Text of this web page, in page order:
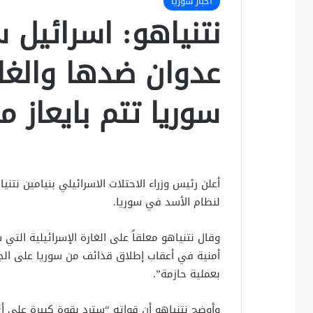
نتنياهو:
عدوان ضدها
سوريا تتم بايعاز
أعلن رئيس وزراء الاحتلات الاسرائيلي بنيامين
لنظام الأسد في سوريا.
وقال نتنياهو معلقاً على الغارة الإسرائيلية
أمنية في أعقاب إطلاق قذائف من سوريا على
بعملية حازمة”.